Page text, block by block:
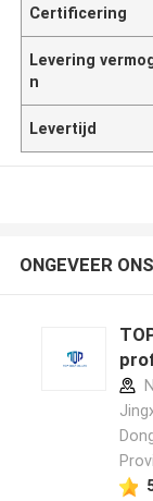
Certificering
Levering
n
Levertijd
ONGEVEER ONS